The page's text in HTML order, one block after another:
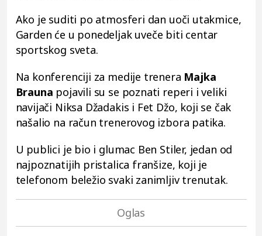
Ako je suditi po atmosferi dan uoči utakmice,
Garden će u ponedeljak uveče biti centar
sportskog sveta.
Na konferenciji za medije trenera Majka
Brauna pojavili su se poznati reperi i veliki
navijači Niksa Džadakis i Fet Džo, koji se čak
našalio na račun trenerovog izbora patika.
U publici je bio i glumac Ben Stiler, jedan od
najpoznatijih pristalica franšize, koji je
telefonom beležio svaki zanimljiv trenutak.